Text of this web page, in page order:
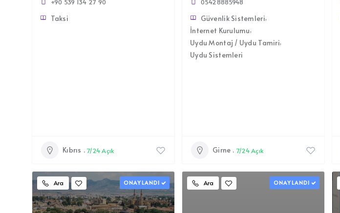
+90 539 134 27 90
Taksi
Kıbrıs 7/24 Açık
05428885948
Güvenlik Sistemleri
İnternet Kurulumu
Uydu Montaj / Uydu Tamiri
Uydu Sistemleri
Girne 7/24 Açık
Ara ONAYLANDI Ara ONAYLANDI